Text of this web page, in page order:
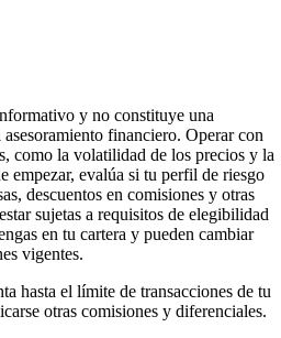
y no constituye una
financiero. Operar con
como la volatilidad de los precios y la
empezar, evalúa si tu perfil de riesgo
descuentos en comisiones y otras
sujetas a requisitos de elegibilidad
en tu cartera y pueden cambiar
vigentes.
hasta el límite de transacciones de tu
otras comisiones y diferenciales.